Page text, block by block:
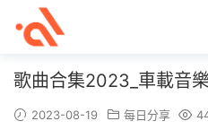
歌曲合集2023_車載音
2023-08-19 每日分享